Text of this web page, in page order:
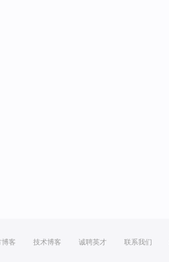
博客 技术博客 诚聘英才 联系我们